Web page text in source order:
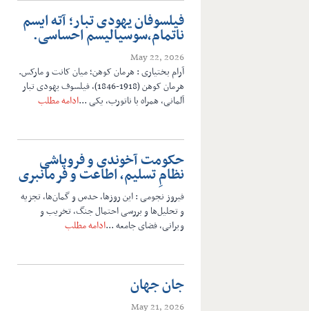
فیلسوفان یهودی تبار؛ آته ایسم
ناتمام،سوسیالیسم احساسی.
May 22, 2026
آرام بختیاری : هرمان کوهن؛ میان کانت و مارکس.
هرمان کوهن (1918-1846)، فیلسوف یهودی تبار
آلمانی، همراه با ناتورب، یکی ...ادامه مطلب
حکومت آخوندی و فروپاشی
نظامِ تسلیم، اطاعت و فرمانبری
فیروز نجومی : این روزها، حدس و گمان‌ها، تجزیه
و تحلیل‌ها و بررسی احتمال جنگ، تخریب و
ویرانی، فضای جامعه ...ادامه مطلب
جان جهان
May 21, 2026